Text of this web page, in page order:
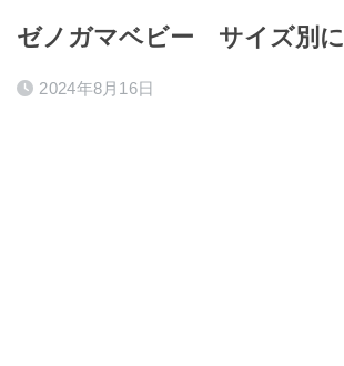
ゼノガマベビー サイズ別に
2024年8月16日